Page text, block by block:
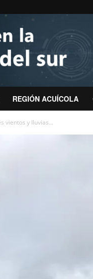
REGIÓN ACUÍCOLA
vientos y lluvias...